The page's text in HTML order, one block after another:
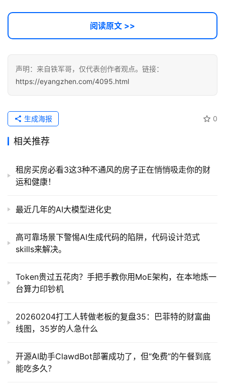
阅读原文 >>
声明：来自铁军哥，仅代表创作者观点。链接：
https://eyangzhen.com/4095.html
0
生成海报
相关推荐
租房买房必看3这3种不通风的房子正在悄悄吸走你的财
运和健康！
最近几年的AI大模型进化史
高可靠场景下警惕AI生成代码的陷阱，代码设计范式
skills来解决。
Token贵过五花肉？手把手教你用MoE架构，在本地炼一
台算力印钞机
20260204打工人转做老板的复盘35：巴菲特的财富曲
线图，35岁的人急什么
开源AI助手ClawdBot部署成功了，但“免费”的午餐到底
能吃多久？